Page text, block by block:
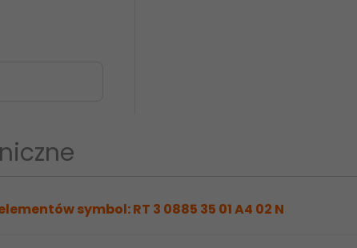
symbol: RT 3 0885 35 01 A4 02 N